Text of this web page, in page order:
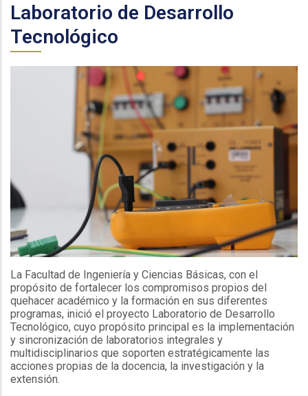
Laboratorio de Desarrollo
Tecnológico
La Facultad de Ingeniería y Ciencias Básicas, con el
propósito de fortalecer los compromisos propios del
quehacer académico y la formación en sus diferentes
programas, inició el proyecto Laboratorio de Desarrollo
Tecnológico, cuyo propósito principal es la implementación
y sincronización de laboratorios integrales y
multidisciplinarios que soporten estratégicamente las
acciones propias de la docencia, la investigación y la
extensión.